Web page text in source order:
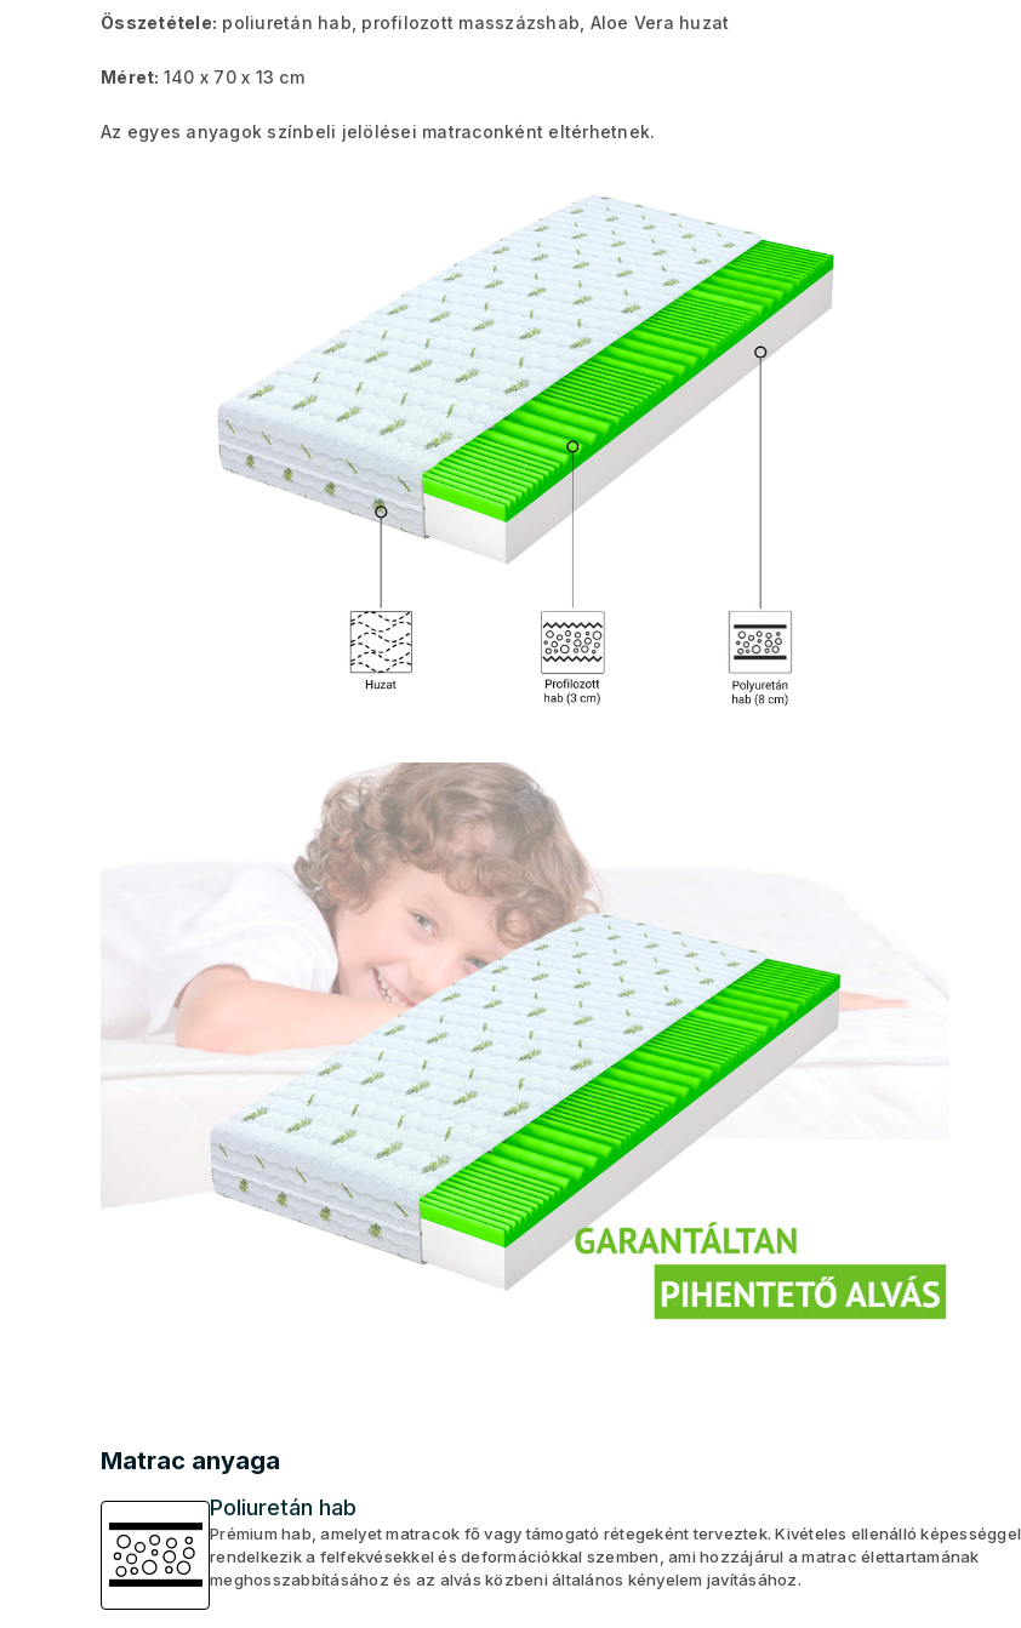
Összetétele: poliuretán hab, profilozott masszázshab, Aloe Vera huzat
Méret: 140 x 70 x 13 cm
Az egyes anyagok színbeli jelölései matraconként eltérhetnek.
Matrac anyaga
Poliuretán hab
Prémium hab, amelyet matracok fő vagy támogató rétegeként terveztek. Kivételes ellenálló képességgel
rendelkezik a felfekvésekkel és deformációkkal szemben, ami hozzájárul a matrac élettartamának
meghosszabbításához és az alvás közbeni általános kényelem javításához.